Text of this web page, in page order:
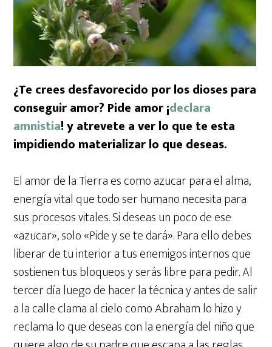
¿Te crees desfavorecido por los dioses para
conseguir amor? Pide amor ¡declara
amnistia! y atrevete a ver lo que te esta
impidiendo materializar lo que deseas.
El amor de la Tierra es como azucar para el alma,
energía vital que todo ser humano necesita para
sus procesos vitales. Si deseas un poco de ese
«azucar», solo «Pide y se te dará». Para ello debes
liberar de tu interior a tus enemigos internos que
sostienen tus bloqueos y serás libre para pedir. Al
tercer día luego de hacer la técnica y antes de salir
a la calle clama al cielo como Abraham lo hizo y
reclama lo que deseas con la energía del niño que